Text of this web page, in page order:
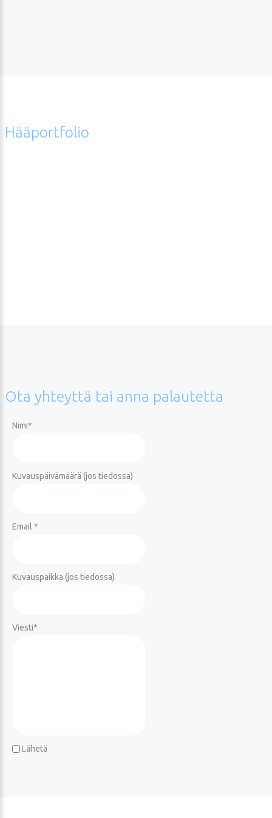
Hääportfolio
Ota yhteyttä tai anna palautetta
Nimi*
Kuvauspäivämäärä (jos tiedossa)
Email *
Kuvauspaikka (jos tiedossa)
Viesti*
Lähetä